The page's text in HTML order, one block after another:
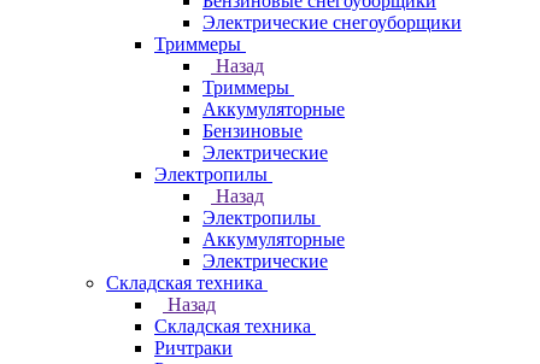
Электрические снегоуборщики
Триммеры
Назад
Триммеры
Аккумуляторные
Бензиновые
Электрические
Электропилы
Назад
Электропилы
Аккумуляторные
Электрические
Складская техника
Назад
Складская техника
Ричтраки